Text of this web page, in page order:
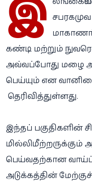
இ
கண்டி மற்றும்
அவ்வப்போது மழை
பெய்யும் என
தெரிவித்துள்ளது.
இந்தப் பகுதிகளின்
பெய்வதற்கான
அடுக்கத்தின்